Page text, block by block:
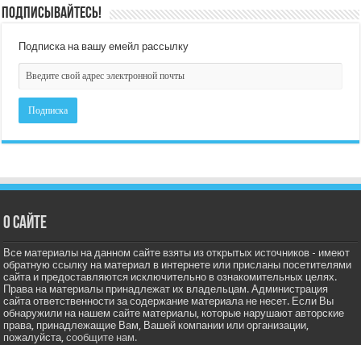
Подписывайтесь!
Подписка на вашу емейл рассылку
О сайте
Все материалы на данном сайте взяты из открытых источников - имеют
обратную ссылку на материал в интернете или присланы посетителями
сайта и предоставляются исключительно в ознакомительных целях.
Права на материалы принадлежат их владельцам. Администрация
сайта ответственности за содержание материала не несет. Если Вы
обнаружили на нашем сайте материалы, которые нарушают авторские
права, принадлежащие Вам, Вашей компании или организации,
пожалуйста,сообщите нам.